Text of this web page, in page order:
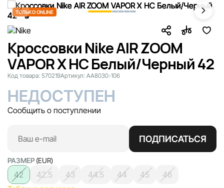
ТОЛЬКО ONLINE
Кроссовки Nike AIR ZOOM
VAPOR X HC Белый/Черный 42
Код товара: 570219Артикул: AA8030-106
НЕДОСТУПЕН
Сообщить о поступлении
ПОДПИСАТЬСЯ
РАЗМЕР (EUR)
42 42.5 43 44.5 44 45
46